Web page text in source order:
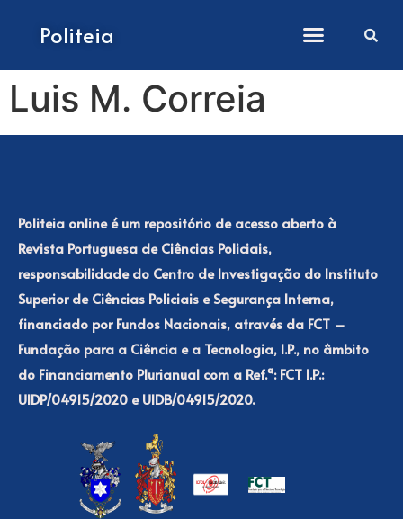
Politeia
Luis M. Correia
Politeia online é um repositório de acesso aberto à
Revista Portuguesa de Ciências Policiais,
responsabilidade do Centro de Investigação do Instituto
Superior de Ciências Policiais e Segurança Interna,
financiado por Fundos Nacionais, através da FCT –
Fundação para a Ciência e a Tecnologia, I.P., no âmbito
do Financiamento Plurianual com a Ref.ª: FCT I.P.:
UIDP/04915/2020 e UIDB/04915/2020.